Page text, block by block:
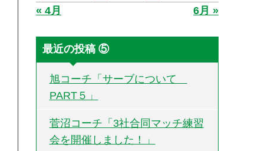
« 4月
6月 »
最近の投稿 ⑤
旭コーチ「サーブについて
PART５」
菅沼コーチ「3社合同マッチ練習
会を開催しました！」